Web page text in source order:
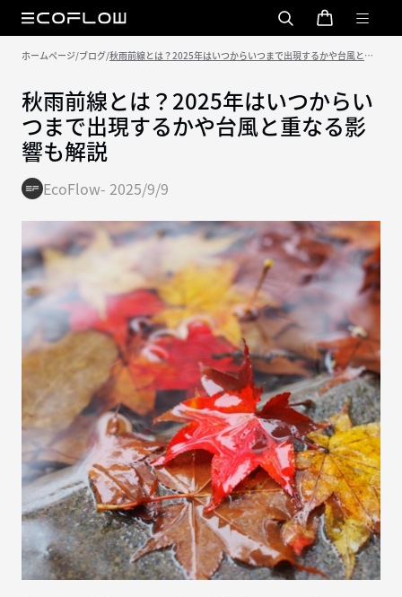
ホームページ/ブログ/秋雨前線とは？2025年はいつからいつまで出現するかや台風と重
秋雨前線とは？2025年はいつからい
つまで出現するかや台風と重なる影
響も解説
EcoFlow- 2025/9/9